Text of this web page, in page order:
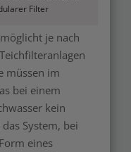
Filter
je nach
müssen im
bei einem
kein
System, bei
eines